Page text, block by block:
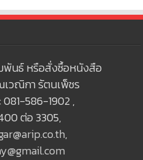
พันธ์ หรือสั่งซื้อหนังสือ
วณิกา รัตนเพ็ชร
586-1902 ,
ต่อ 3305,
,